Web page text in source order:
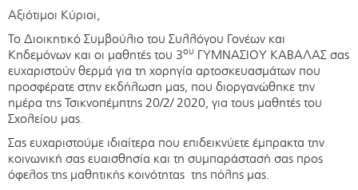
Αξιότιμοι Κύριοι,
Το Διοικητικό Συμβούλιο του Συλλόγου Γονέων και
Κηδεμόνων και οι μαθητές του 3ου ΓΥΜΝΑΣΙΟΥ ΚΑΒΑΛΑΣ σας
ευχαριστούν θερμά για τη χορηγία αρτοσκευασμάτων που
προσφέρατε στην εκδήλωση μας, που διοργανώθηκε την
ημέρα της Τσικνοπέμπτης 20/2/ 2020, για τους μαθητές του
Σχολείου μας.
Σας ευχαριστούμε ιδιαίτερα που επιδεικνύετε έμπρακτα την
κοινωνική σας ευαισθησία και τη συμπαράστασή σας προς
όφελος της μαθητικής κοινότητας της πόλης μας.